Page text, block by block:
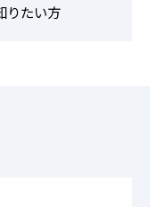
りたい方